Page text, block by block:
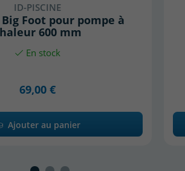
ID-PISCINE
Foot pour pompe à
600 mm
En stock
69,00 €
Ajouter au panier